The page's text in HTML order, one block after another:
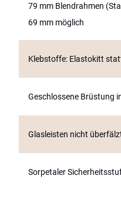
79 mm Blendrahmen (Standard), schmaler Blendrahmen mit
69 mm möglich
Klebstoffe: Elastokitt
geschlossene Brüstung
Glasleisten nicht
Sorpetaler